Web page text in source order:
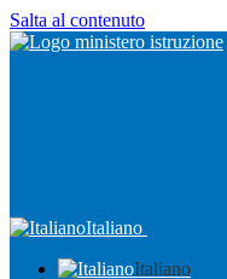
Salta al contenuto
Italiano
Italiano